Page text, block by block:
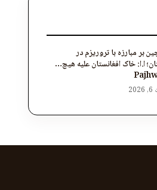
بر مبارزه با تروریزم در
ا.ا: خاک افغانستان علیه هیچ…